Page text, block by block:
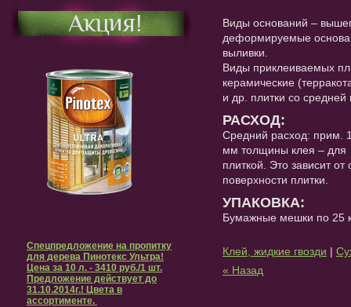
Акция!
Спецпредложение на пропитку
для дерева Пинотекс Ультра!
Цена за 10 л. - 3410 руб./1 шт.
Предложение действует до
31.10.2014г.! Цвета в
ассортименте.
Виды оснований –
деформируемые
выливки.
Виды приклеиваемых
керамические
и др. плитки со
РАСХОД:
Средний расход: прим.
мм толщины клея – для
плиткой. Это зависит
поверхности плитки.
УПАКОВКА:
Бумажные мешки по 25
Клей, жидкие гвозди |
« Назад